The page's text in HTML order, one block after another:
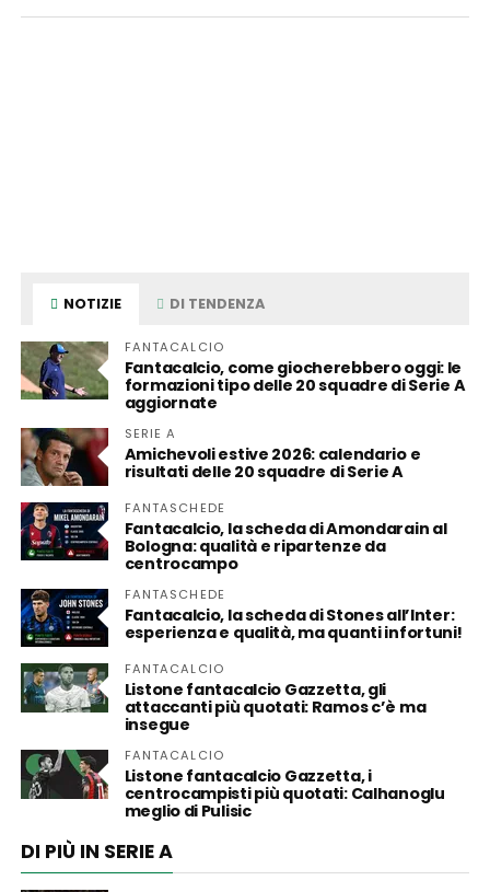
NOTIZIE DI TENDENZA
FANTACALCIO
Fantacalcio, come giocherebbero oggi: le
formazioni tipo delle 20 squadre di Serie A
aggiornate
SERIE A
Amichevoli estive 2026: calendario e
risultati delle 20 squadre di Serie A
FANTASCHEDE
Fantacalcio, la scheda di Amondarain al
Bologna: qualità e ripartenze da
centrocampo
FANTASCHEDE
Fantacalcio, la scheda di Stones all’Inter:
esperienza e qualità, ma quanti infortuni!
FANTACALCIO
Listone fantacalcio Gazzetta, gli
attaccanti più quotati: Ramos c’è ma
insegue
FANTACALCIO
Listone fantacalcio Gazzetta, i
centrocampisti più quotati: Calhanoglu
meglio di Pulisic
DI PIÙ IN SERIE A